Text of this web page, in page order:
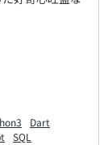
Dart
SQL